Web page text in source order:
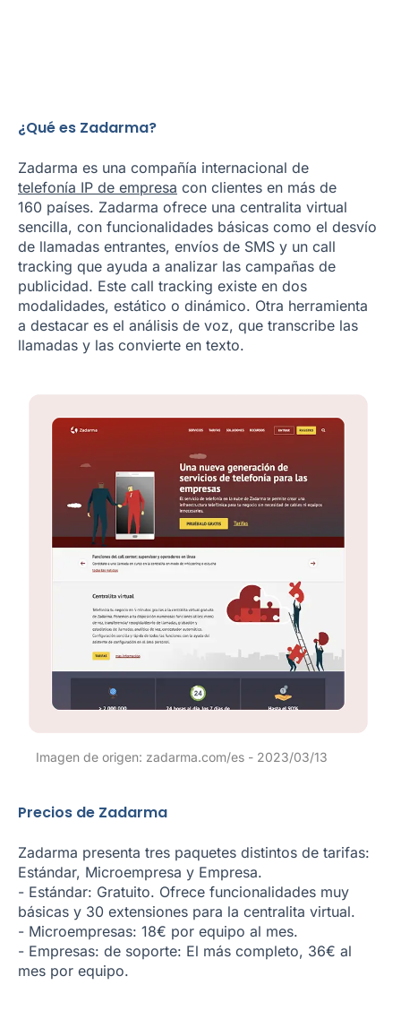
¿Qué es Zadarma?
Zadarma es una compañía internacional de
telefonía IP de empresa con clientes en más de
160 países. Zadarma ofrece una centralita virtual
sencilla, con funcionalidades básicas como el desvío
de llamadas entrantes, envíos de SMS y un call
tracking que ayuda a analizar las campañas de
publicidad. Este call tracking existe en dos
modalidades, estático o dinámico. Otra herramienta
a destacar es el análisis de voz, que transcribe las
llamadas y las convierte en texto.
Imagen de origen: zadarma.com/es - 2023/03/13
Precios de Zadarma
Zadarma presenta tres paquetes distintos de tarifas:
Estándar, Microempresa y Empresa.
- Estándar: Gratuito. Ofrece funcionalidades muy
básicas y 30 extensiones para la centralita virtual.
- Microempresas: 18€ por equipo al mes.
- Empresas: de soporte: El más completo, 36€ al
mes por equipo.